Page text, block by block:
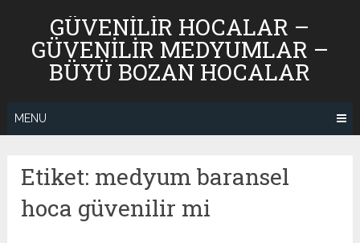
content
GÜVENILIR HOCALAR –
GÜVENILIR MEDYUMLAR –
BÜYÜ BOZAN HOCALAR
MENU
Etiket: medyum baransel
hoca güvenilir mi